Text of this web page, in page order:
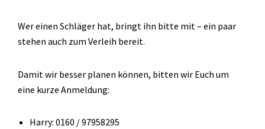
Wer einen Schläger hat, bringt ihn bitte mit – ein paar
stehen auch zum Verleih bereit.
Damit wir besser planen können, bitten wir Euch um
eine kurze Anmeldung:
Harry: 0160 / 97958295